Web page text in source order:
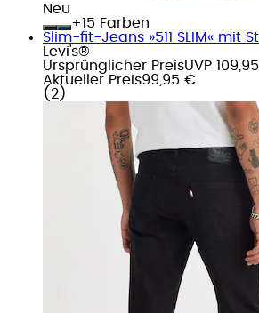
Neu
+
Farben
Slim-fit-Jeans »511 SLIM« mit
Levi's®
Ursprünglicher PreisUVP
Aktueller Preis99,95 €
( 2 )